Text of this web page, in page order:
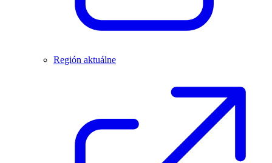
Región aktuálne